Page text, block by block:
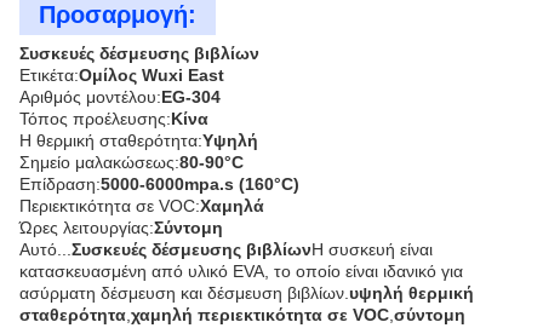
Προσαρμογή:
Συσκευές δέσμευσης βιβλίων
Ετικέτα:Ομίλος Wuxi East
Αριθμός μοντέλου:EG-304
Τόπος προέλευσης:Κίνα
Η θερμική σταθερότητα:Υψηλή
Σημείο μαλακώσεως:80-90°C
Επίδραση:5000-6000mpa.s (160°C)
Περιεκτικότητα σε VOC:Χαμηλά
Ώρες λειτουργίας:Σύντομη
Αυτό... Συσκευές δέσμευσης βιβλίωνΗ συσκευή είναι
κατασκευασμένη από υλικό EVA, το οποίο είναι ιδανικό για
ασύρματη δέσμευση και δέσμευση βιβλίων. υψηλή θερμική
σταθερότητα χαμηλή περιεκτικότητα σε VOC σύντομη